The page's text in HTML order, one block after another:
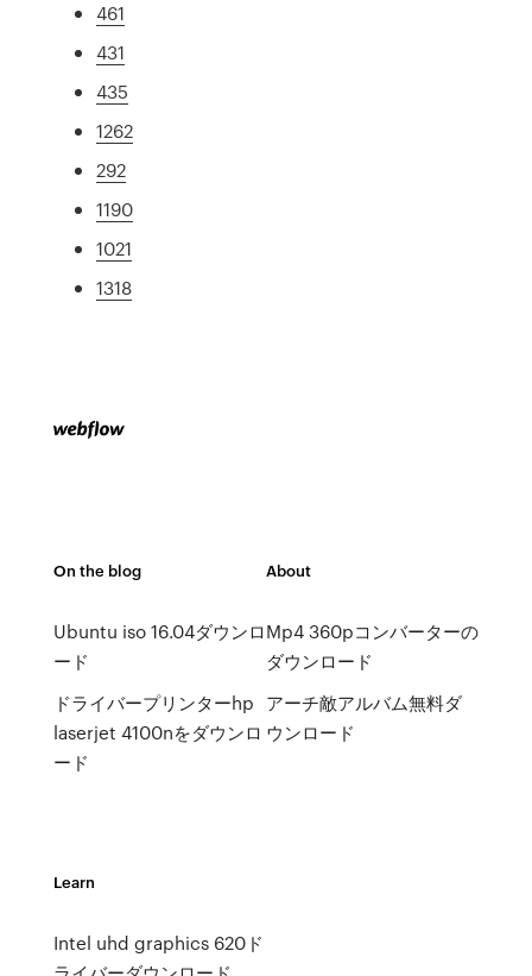
461
431
435
1262
292
1190
1021
1318
On the blog
Ubuntu iso 16.04ダウンロ
ード
ドライバープリンターhp
laserjet 4100nをダウンロ
ード
About
Mp4 360pコンバーターの
ダウンロード
アーチ敵アルバム無料ダ
ウンロード
Learn
Intel uhd graphics 620ド